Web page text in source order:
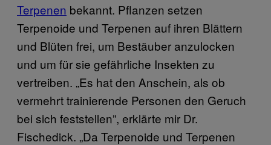
Terpenen bekannt. Pflanzen setzen
Terpenoide und Terpenen auf ihren Blättern
und Blüten frei, um Bestäuber anzulocken
und um für sie gefährliche Insekten zu
vertreiben. „Es hat den Anschein, als ob
vermehrt trainierende Personen den Geruch
bei sich feststellen”, erklärte mir Dr.
Fischedick. „Da Terpenoide und Terpenen